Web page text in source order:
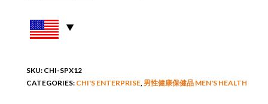
SKU: CHI-SPX12
CATEGORIES: CHI'S ENTERPRISE, 男性健康保健品 MEN'S HEALTH